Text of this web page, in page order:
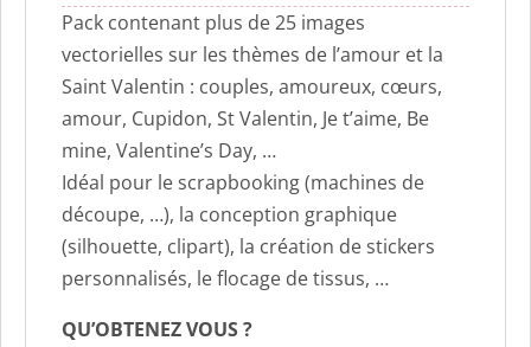
Pack contenant plus de 25 images
vectorielles sur les thèmes de l’amour et la
Saint Valentin : couples, amoureux, cœurs,
amour, Cupidon, St Valentin, Je t’aime, Be
mine, Valentine’s Day, …
Idéal pour le scrapbooking (machines de
découpe, …), la conception graphique
(silhouette, clipart), la création de stickers
personnalisés, le flocage de tissus, …
QU’OBTENEZ VOUS ?